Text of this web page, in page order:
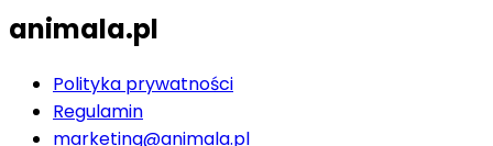
animala.pl
Polityka prywatności
Regulamin
marketing@animala.pl